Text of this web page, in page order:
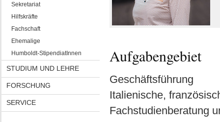
Sekretariat
Hilfskräfte
Fachschaft
Ehemalige
Humboldt-StipendiatInnen
STUDIUM UND LEHRE
FORSCHUNG
SERVICE
Aufgabengebiet
Geschäftsführung
Italienische,
Fachstudienberatung